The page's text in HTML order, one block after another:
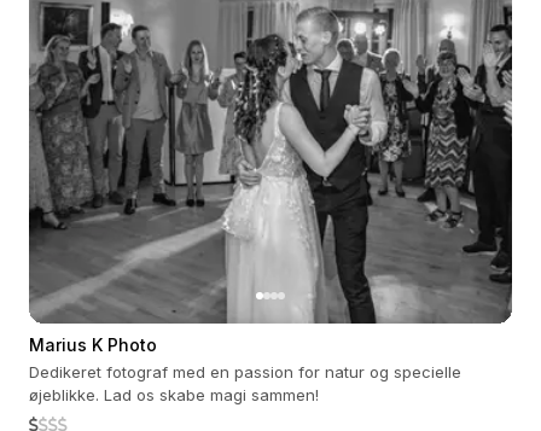
Marius K Photo
Dedikeret fotograf med en passion for natur og specielle
øjeblikke. Lad os skabe magi sammen!